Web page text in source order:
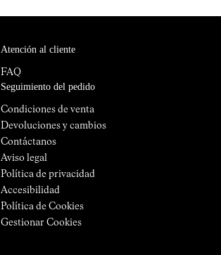
Atención al cliente
FAQ
Seguimiento del pedido
Condiciones de venta
Devoluciones y cambios
Contáctanos
Aviso legal
Política de privacidad
Accesibilidad
Política de Cookies
Gestionar Cookies